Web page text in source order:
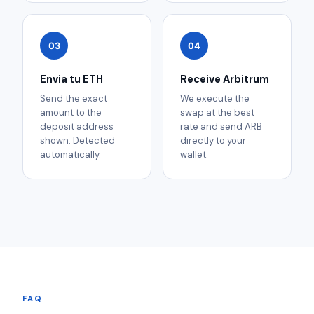
03
Envia tu ETH
Send the exact
amount to the
deposit address
shown. Detected
automatically.
04
Receive Arbitrum
We execute the
swap at the best
rate and send ARB
directly to your
wallet.
FAQ